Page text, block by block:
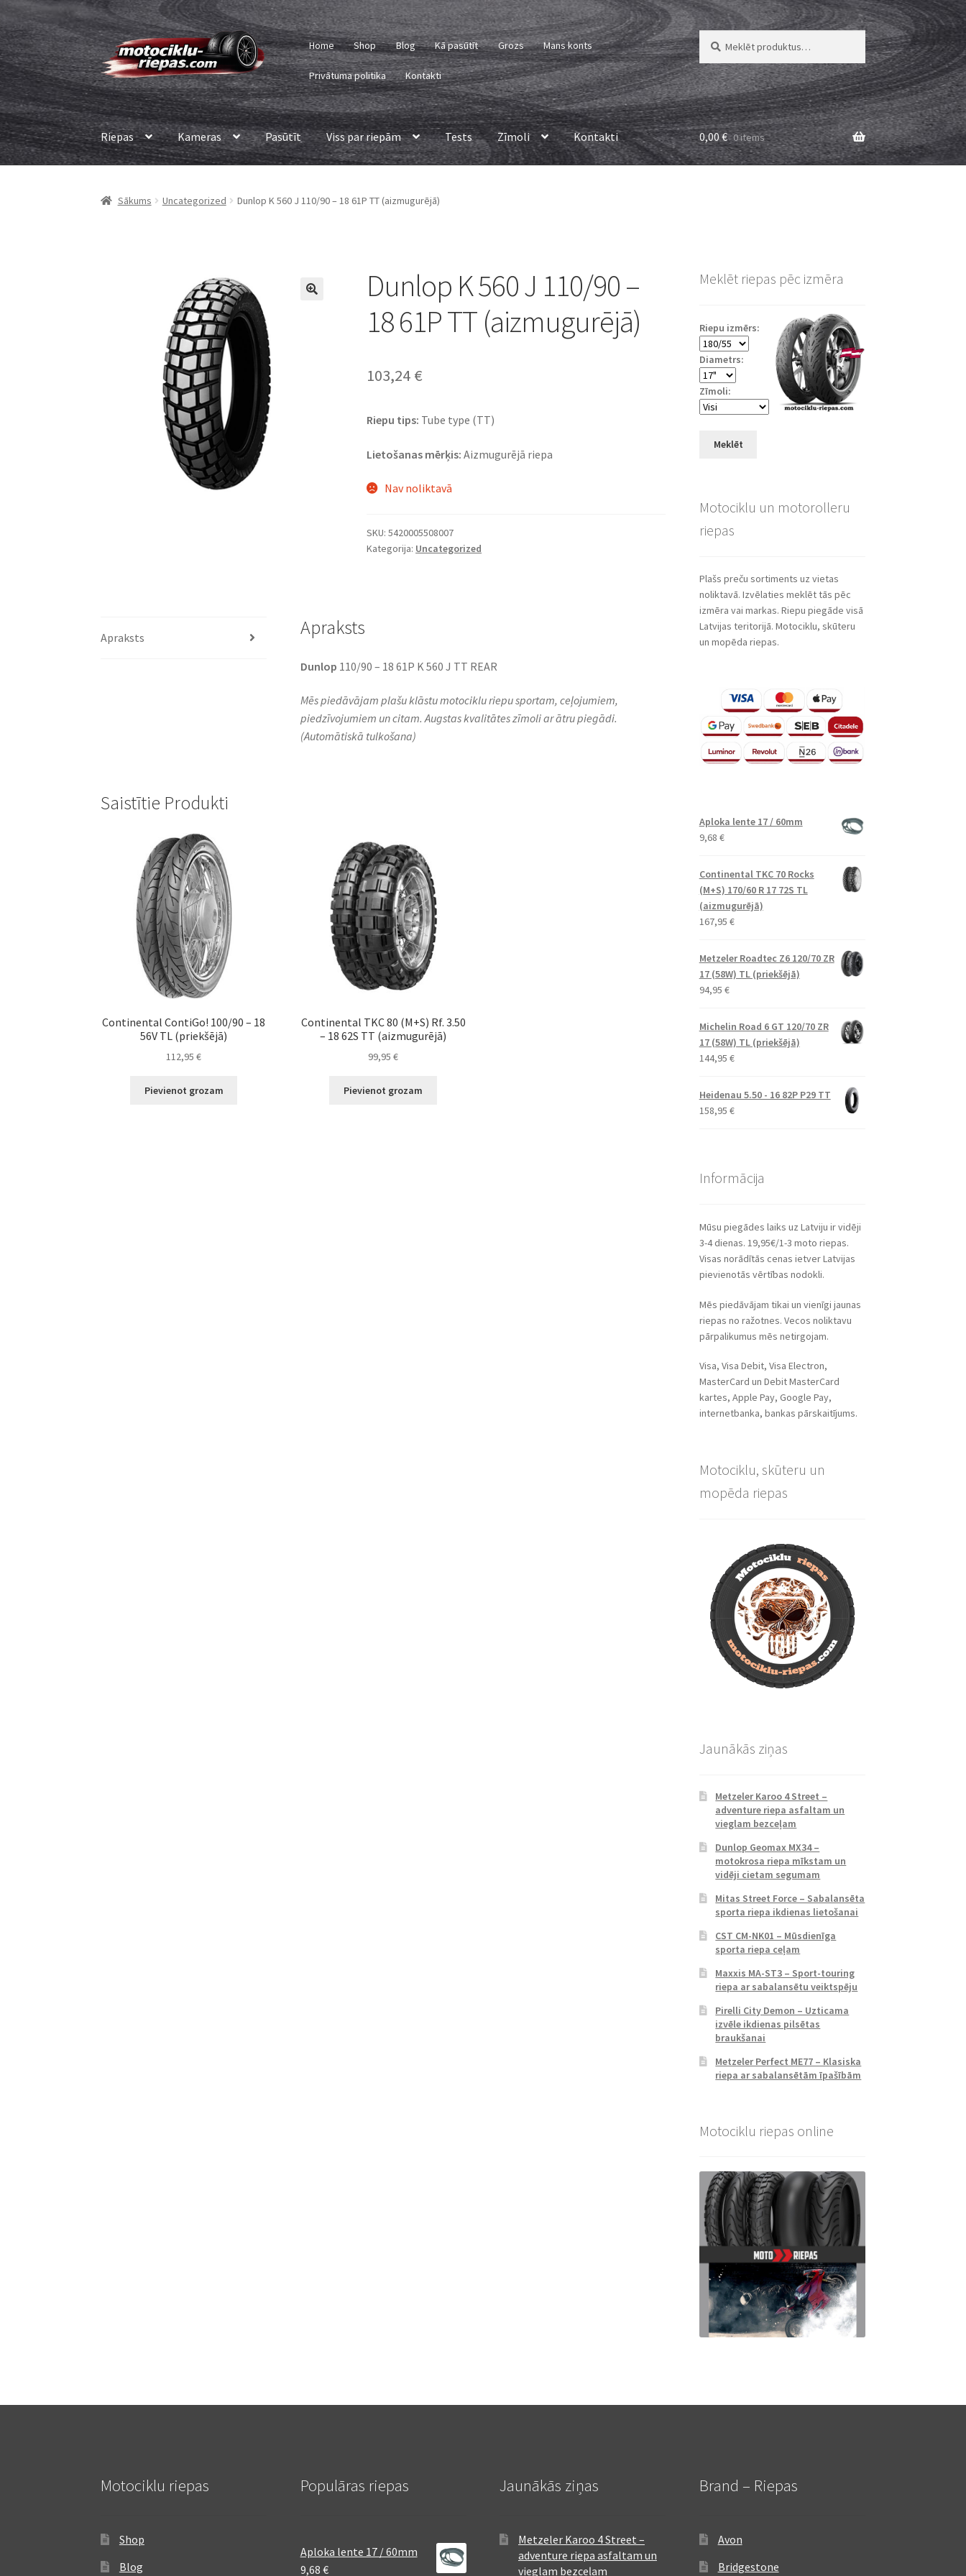
Skip
to
navigation
Skip
to
content
Home Shop Blog Kā pasūtīt Grozs Mans konts
Privātuma politika Kontakti
Meklēt:
Meklēt
Riepas Kameras Pasūtīt Viss par riepām Tests Zīmoli Kontakti 0,00€ 0 items
Sākums Uncategorized Dunlop K 560 J 110/90 – 18 61P TT (aizmugurējā)
Dunlop K 560 J 110/90 –
18 61P TT (aizmugurējā)
103,24 €
Riepu tips: Tube type (TT)
Lietošanas mērķis: Aizmugurējā riepa
Nav noliktavā
SKU:5420005508007
Kategorija: Uncategorized
Apraksts Apraksts
Dunlop 110/90 – 18 61P K 560 J TT REAR
Mēs piedāvājam plašu klāstu motociklu riepu sportam, ceļojumiem,
piedzīvojumiem un citam. Augstas kvalitātes zīmoli ar ātru piegādi.
(Automātiskā tulkošana)
Saistītie Produkti
Continental ContiGo! 100/90 – 18
56V TL (priekšējā)
112,95€
Pievienot grozam
Continental TKC 80 (M+S) Rf. 3.50
– 18 62S TT (aizmugurējā)
99,95€
Pievienot grozam
Meklēt riepas pēc izmēra
Riepu izmērs:
Diametrs:
Zīmoli:
Meklēt
Motociklu un motorolleru
riepas
Plašs preču sortiments uz vietas
noliktavā. Izvēlaties meklēt tās pēc
izmēra vai markas. Riepu piegāde visā
Latvijas teritorijā. Motociklu, skūteru
un mopēda riepas.
Aploka lente 17 / 60mm
9,68 €
Continental TKC 70 Rocks
(M+S) 170/60 R 17 72S TL
(aizmugurējā)
167,95 €
Metzeler Roadtec Z6 120/70 ZR
17 (58W) TL (priekšējā)
94,95 €
Michelin Road 6 GT 120/70 ZR
17 (58W) TL (priekšējā)
144,95 €
Heidenau 5.50 - 16 82P P29 TT
158,95 €
Informācija
Mūsu piegādes laiks uz Latviju ir vidēji
3-4 dienas. 19,95€/1-3 moto riepas.
Visas norādītās cenas ietver Latvijas
pievienotās vērtības nodokli.
Mēs piedāvājam tikai un vienīgi jaunas
riepas no ražotnes. Vecos noliktavu
pārpalikumus mēs netirgojam.
Visa, Visa Debit, Visa Electron,
MasterCard un Debit MasterCard
kartes, Apple Pay, Google Pay,
internetbanka, bankas pārskaitījums.
Motociklu, skūteru un
mopēda riepas
Jaunākās ziņas
Metzeler Karoo 4 Street –
adventure riepa asfaltam un
vieglam bezceļam
Dunlop Geomax MX34 –
motokrosa riepa mīkstam un
vidēji cietam segumam
Mitas Street Force – Sabalansēta
sporta riepa ikdienas lietošanai
CST CM-NK01 – Mūsdienīga
sporta riepa ceļam
Maxxis MA-ST3 – Sport-touring
riepa ar sabalansētu veiktspēju
Pirelli City Demon – Uzticama
izvēle ikdienas pilsētas
braukšanai
Metzeler Perfect ME77 – Klasiska
riepa ar sabalansētām īpašībām
Motociklu riepas online
Motociklu riepas
Shop
Blog
Populāras riepas
Aploka lente 17 / 60mm
9,68 €
Jaunākās ziņas
Metzeler Karoo 4 Street –
adventure riepa asfaltam un
vieglam bezceļam
Brand – Riepas
Avon
Bridgestone